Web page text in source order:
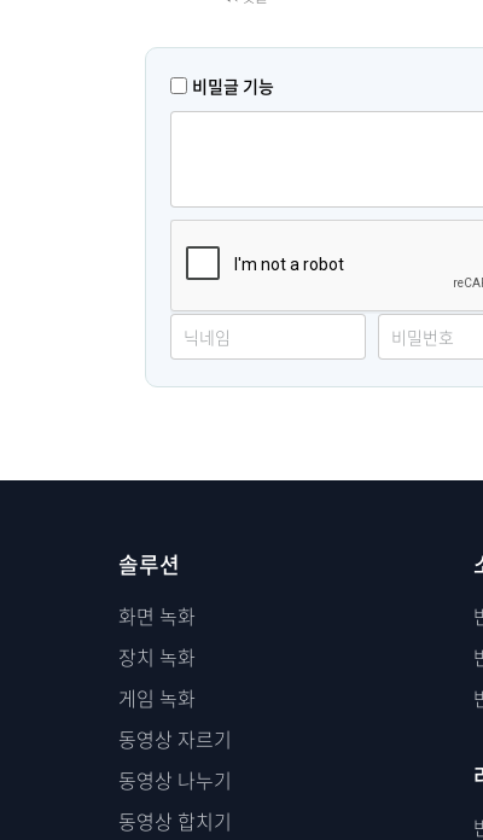
비밀글 기능
솔루션
화면 녹화
장치 녹화
게임 녹화
동영상 자르기
동영상 나누기
동영상 합치기